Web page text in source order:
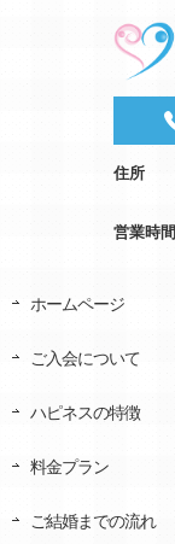
住所
営業時間
ホームページ
ご入会について
ハピネスの特徴
料金プラン
ご結婚までの流れ